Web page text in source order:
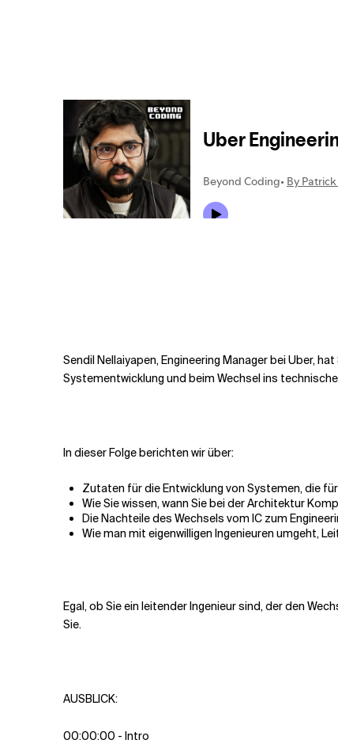
Sendil Nellaiyapen, Engineering Manager bei Uber,
Systementwicklung und beim Wechsel ins
In dieser Folge berichten wir über:
Zutaten für die Entwicklung von Systemen, die
Wie Sie wissen, wann Sie bei der Architektur
Die Nachteile des Wechsels vom IC zum
Wie man mit eigenwilligen Ingenieuren umgeht,
Egal, ob Sie ein leitender Ingenieur sind, der den
Sie.
AUSBLICK:
00:00:00 - Intro